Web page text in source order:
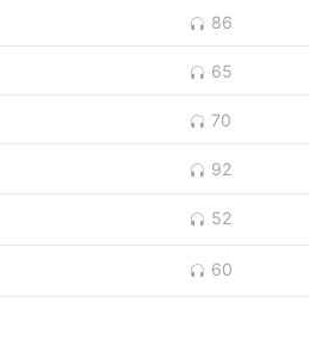
86
65
70
92
52
60